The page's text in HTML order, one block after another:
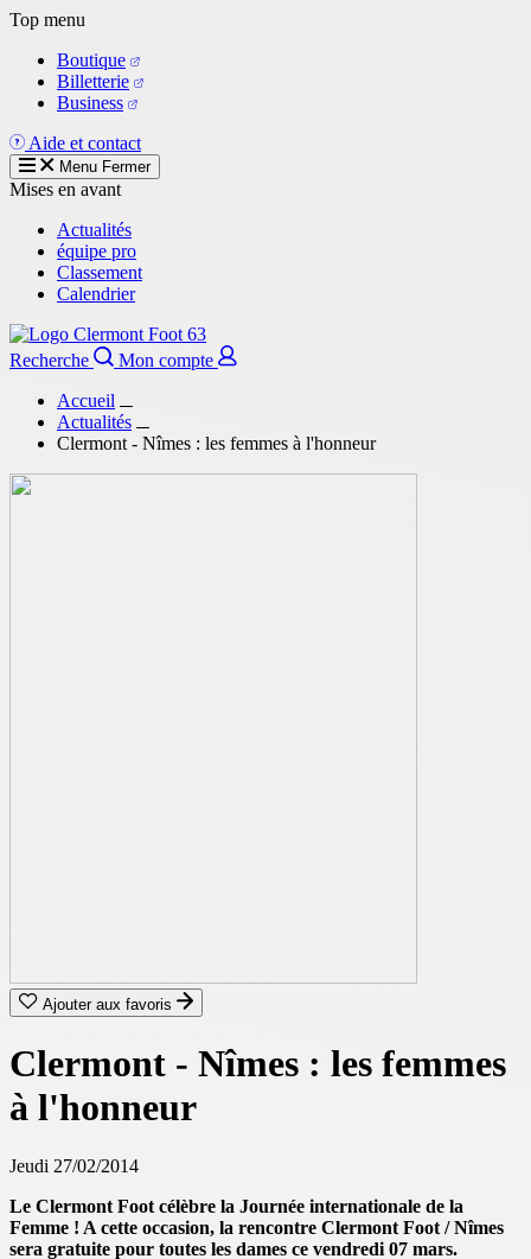
Aller
contenu
principal
Top menu
Boutique
Billetterie
Business
Aide et contact
Menu Fermer
Mises en avant
Actualités
équipe pro
Classement
Calendrier
Recherche
Mon compte
Accueil
Actualités
Clermont - Nîmes : les femmes à l'honneur
Ajouter aux favoris
Clermont - Nîmes : les femmes
à l'honneur
Jeudi 27/02/2014
Le Clermont Foot célèbre la Journée internationale de la
Femme ! A cette occasion, la rencontre Clermont Foot / Nîmes
sera gratuite pour toutes les dames ce vendredi 07 mars.